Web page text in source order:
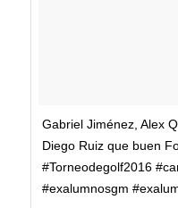
Gabriel Jiménez, Alex
Diego Ruiz que buen
#Torneodegolf2016
#exalumnosgm